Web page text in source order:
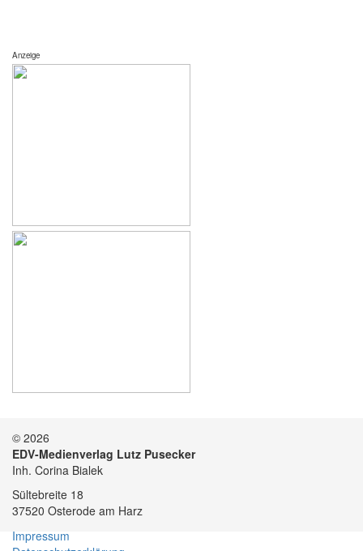
Anzeige
© 2026
EDV-Medienverlag Lutz Pusecker
Inh. Corina Bialek
Sültebreite 18
37520 Osterode am Harz
Impressum